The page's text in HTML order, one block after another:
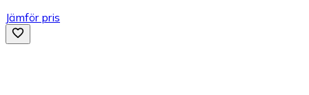
Jämför pris